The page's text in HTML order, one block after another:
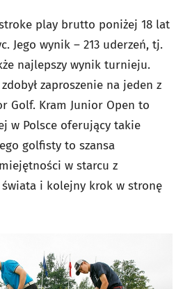
play brutto poniżej 18 lat
Jego wynik – 213 uderzeń, tj.
najlepszy wynik turnieju.
zaproszenie na jeden z
Golf. Kram Junior Open to
w Polsce oferujący takie
golfisty to szansa
w starcu z
świata i kolejny krok w stronę